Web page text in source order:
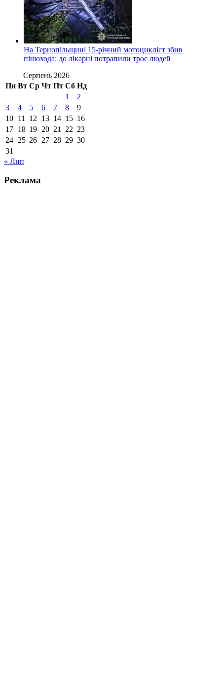
На Тернопільщині 15-річний мотоцикліст збив
пішохода: до лікарні потрапили троє людей
Серпень 2026
Пн Вт Ср Чт Пт Сб Нд
1
2
3
4 5 6 7 8
9
10 11 12 13 14 15 16
17 18 19 20 21 22 23
24 25 26 27 28 29 30
31
« Лип
Реклама